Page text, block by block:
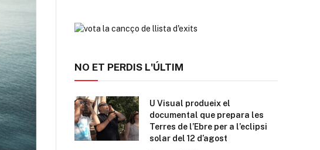
NO ET PERDIS L'ÚLTIM
U Visual produeix el
documental que prepara les
Terres de l’Ebre per a l’eclipsi
solar del 12 d’agost